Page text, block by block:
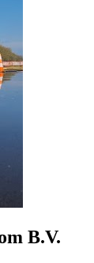
B.V.